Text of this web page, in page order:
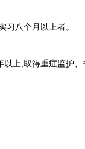
八个月以上者。
上,取得重症监护、